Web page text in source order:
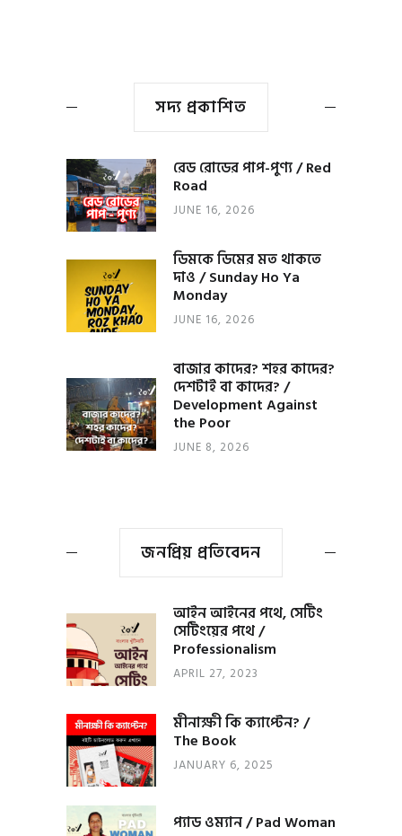
সদ্য প্রকাশিত
রেড রোডের পাপ-পুণ্য / Red
Road
JUNE 16, 2026
ডিমকে ডিমের মত থাকতে
দাও / Sunday Ho Ya
Monday
JUNE 16, 2026
বাজার কাদের? শহর কাদের?
দেশটাই বা কাদের? /
Development Against
the Poor
JUNE 8, 2026
জনপ্রিয় প্রতিবেদন
আইন আইনের পথে, সেটিং
সেটিংয়ের পথে /
Professionalism
APRIL 27, 2023
মীনাক্ষী কি ক্যাপ্টেন? /
The Book
JANUARY 6, 2025
প্যাড ওম্যান / Pad Woman